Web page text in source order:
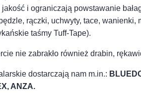
i ograniczają powstawanie
rączki, uchwyty, tace, wanienki,
taśmy Tuff-Tape).
nie zabrakło również drabin,
dostarczają nam m.in.:
ANZA.